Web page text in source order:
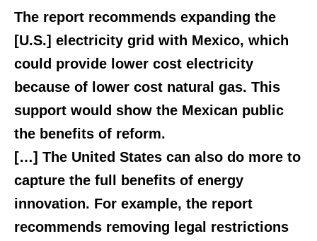
The report recommends expanding the
[U.S.] electricity grid with Mexico, which
could provide lower cost electricity
because of lower cost natural gas. This
support would show the Mexican public
the benefits of reform.
[…] The United States can also do more to
capture the full benefits of energy
innovation. For example, the report
recommends removing legal restrictions